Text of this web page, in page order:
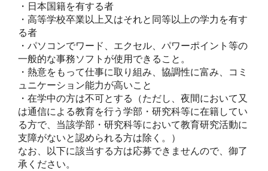
・日本国籍を有する者
・高等学校卒業以上又はそれと同等以上の学力を有す
る者
・パソコンでワード、エクセル、パワーポイント等の
一般的な事務ソフトが使用できること。
・熱意をもって仕事に取り組み、協調性に富み、コミ
ュニケーション能力が高いこと
・在学中の方は不可とする（ただし、夜間において又
は通信による教育を行う学部・研究科等に在籍してい
る方で、当該学部・研究科等において教育研究活動に
支障がないと認められる方は除く。）
なお、以下に該当する方は応募できませんので、御了
承ください。